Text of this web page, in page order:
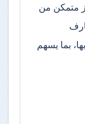
متمكن من
بما يسهم